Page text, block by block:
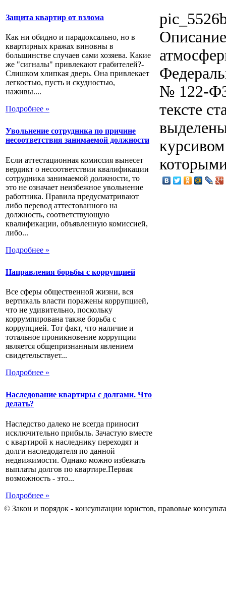
Защита квартир от взлома
Как ни обидно и парадоксально, но в
квартирных кражах виновны в
большинстве случаев сами хозяева. Какие
же "сигналы" привлекают грабителей?-
Слишком хлипкая дверь. Она привлекает
легкостью, пусть и скудностью,
наживы....
Подробнее »
Увольнение сотрудника по причине
несоответствия занимаемой должности
Если аттестационная комиссия вынесет
вердикт о несоответствии квалификации
сотрудника занимаемой должности, то
это не означает неизбежное увольнение
работника. Правила предусматривают
либо перевод аттестованного на
должность, соответствующую
квалификации, объявленную комиссией,
либо...
Подробнее »
Направления борьбы с коррупцией
Все сферы общественной жизни, вся
вертикаль власти поражены коррупцией,
что не удивительно, поскольку
коррумпирована также борьба с
коррупцией. Тот факт, что наличие и
тотальное проникновение коррупции
является общепризнанным явлением
свидетельствует...
Подробнее »
Наследование квартиры с долгами. Что
делать?
Наследство далеко не всегда приносит
исключительно прибыль. Зачастую вместе
с квартирой к наследнику переходят и
долги наследодателя по данной
недвижимости. Однако можно избежать
выплаты долгов по квартире.Первая
возможность - это...
Подробнее »
Описание
№ 122-
тексте
© Закон и порядок - консультации юристов, правовые